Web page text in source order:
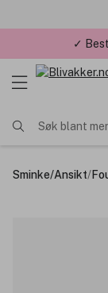
Søk blant
Sminke/Ansikt/